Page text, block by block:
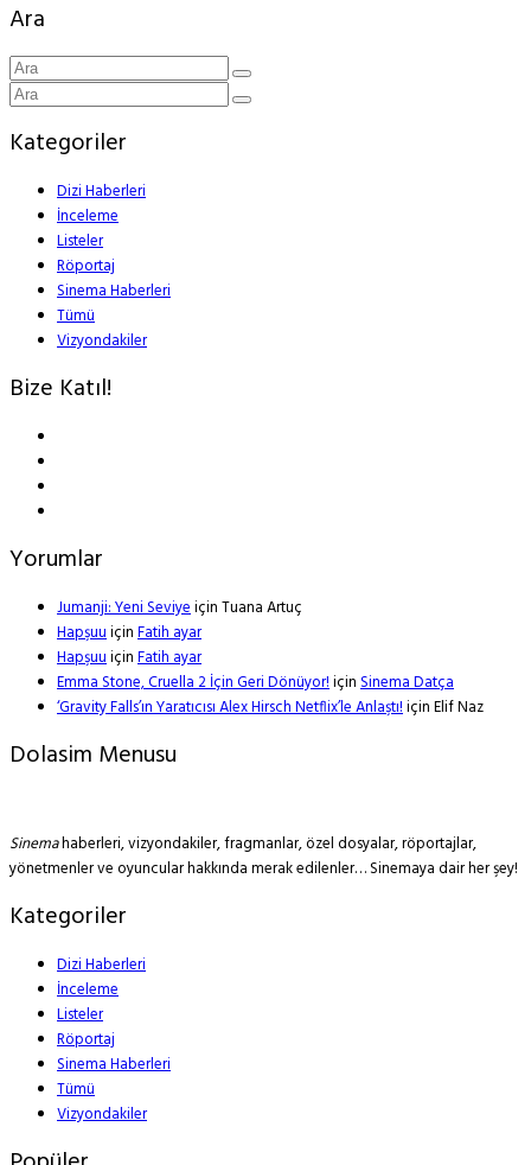
Ara
Kategoriler
Dizi Haberleri
İnceleme
Listeler
Röportaj
Sinema Haberleri
Tümü
Vizyondakiler
Bize Katıl!
Yorumlar
Jumanji: Yeni SeviyeiçinTuana Artuç
HapşuuiçinFatih ayar
HapşuuiçinFatih ayar
Emma Stone, Cruella 2 İçin Geri Dönüyor!içinSinema Datça
‘Gravity Falls’ın Yaratıcısı Alex Hirsch Netflix’le Anlaştı!içinElif Naz
Dolasim Menusu
Sinemahaberleri, vizyondakiler, fragmanlar, özel dosyalar, röportajlar,
yönetmenler ve oyuncular hakkında merak edilenler… Sinemaya dair her şey!
Kategoriler
Dizi Haberleri
İnceleme
Listeler
Röportaj
Sinema Haberleri
Tümü
Vizyondakiler